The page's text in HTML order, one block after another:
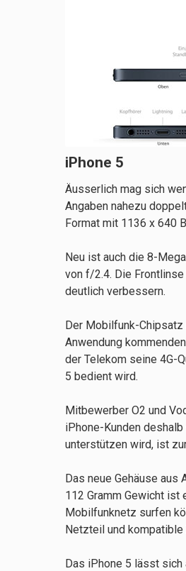
iPhone 5
Äusserlich mag sich
Angaben nahezu
Format mit 1136 x 640
Neu ist auch die 8-
von f/2.4. Die
deutlich verbessern.
Der Mobilfunk-
Anwendung
der Telekom seine 4G-
5 bedient wird.
Mitbewerber O2 und
iPhone-Kunden
unterstützen wird, ist
Das neue Gehäuse aus
112 Gramm Gewicht
Mobilfunknetz surfen
Netzteil und
Das iPhone 5 lässt